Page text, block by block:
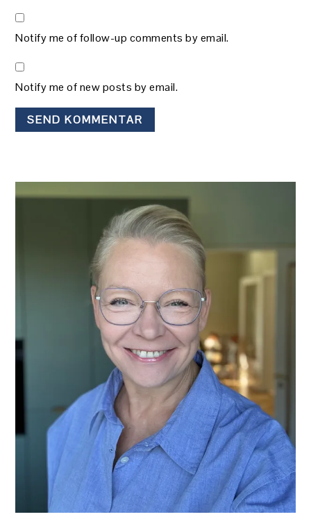
Notify me of follow-up comments by email.
Notify me of new posts by email.
PRIMÆR